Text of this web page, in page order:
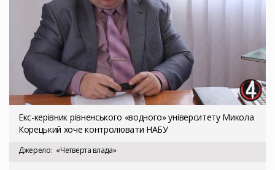
Екс-керівник рівненського «водного» університету Микола
Корецький хоче контролювати НАБУ
Джерело «Четверта влада»